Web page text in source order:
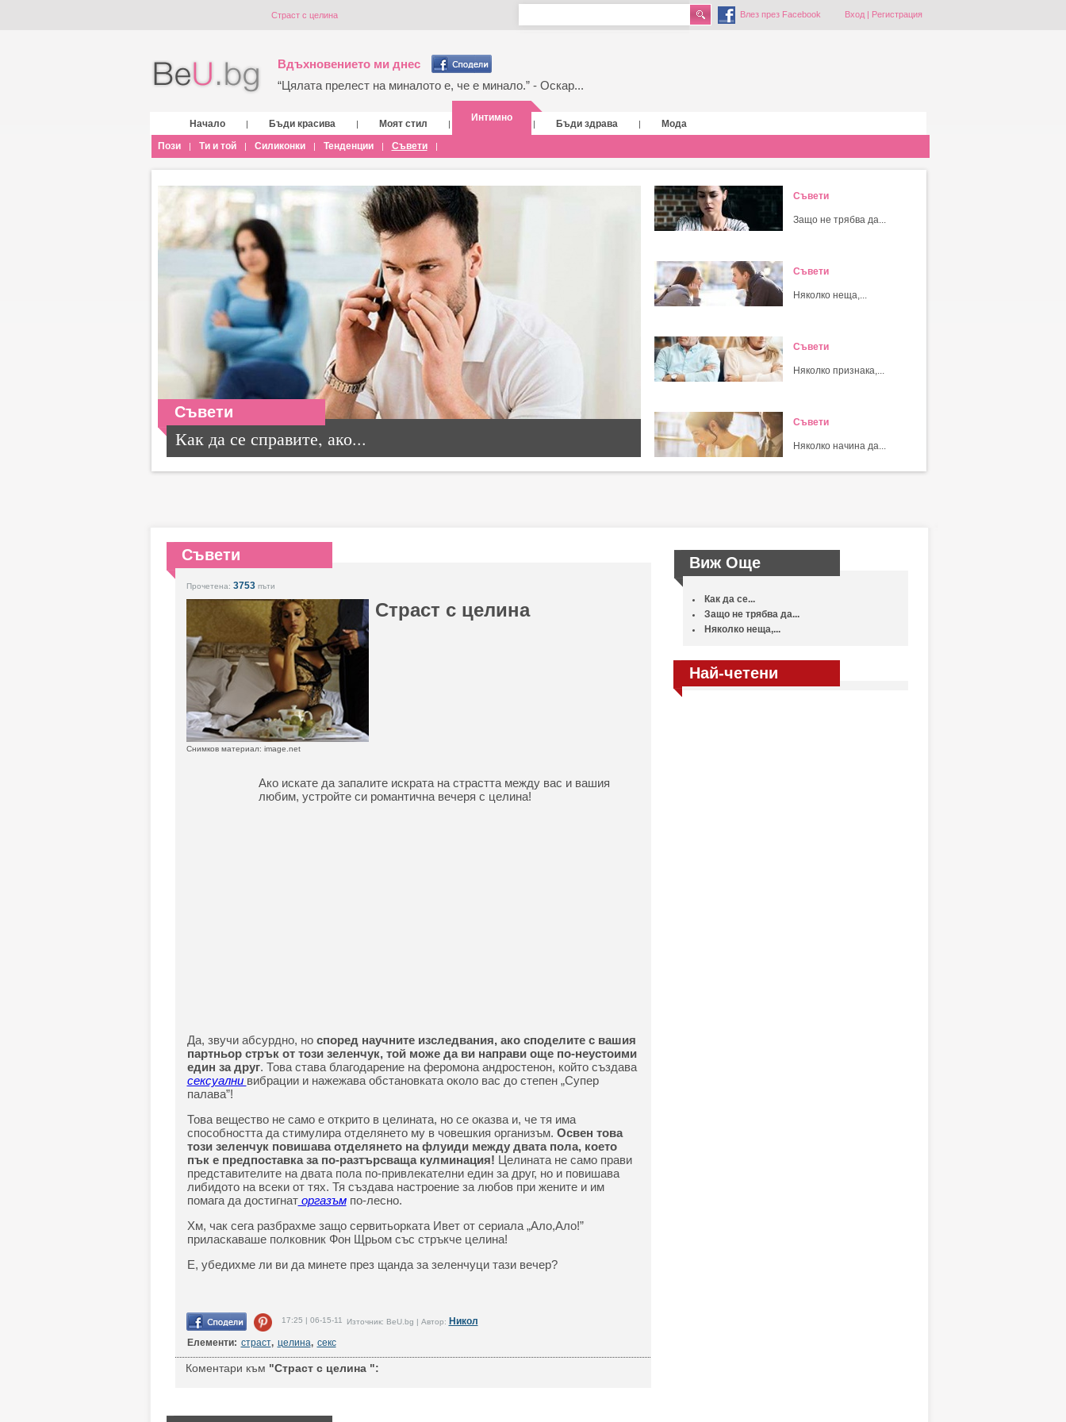
Страст с целина Влез през Facebook Вход| Регистрация
Вдъхновението ми днес
“Цялата прелест на миналото е, че е минало.” - Оскар...
Начало | Бъди красива | Моят стил |
Интимно
| Бъди здрава |
Мода
Пози
| Ти и той | Силиконки | Тенденции | Съвети |
Съвети
Как да се справите, ако...
Съвети
Защо не трябва да...
Съвети
Няколко неща,...
Съвети
Няколко признака,...
Съвети
Няколко начина да...
Съвети
Прочетена: 3753пъти
Страст с целина
Снимков материал: image.net
Ако искате да запалите искрата на страстта между вас и вашия
любим, устройте си романтична вечеря с целина!
Да, звучи абсурдно, но според научните изследвания, ако споделите с вашия
партньор стрък от този зеленчук, той може да ви направи още по-неустоими
един за друг. Това става благодарение на феромона андростенон, който създава
сексуални вибрации и нажежава обстановката около вас до степен „Супер
палава”!
Това вещество не само е открито в целината, но се оказва и, че тя има
способността да стимулира отделянето му в човешкия организъм. Освен това
този зеленчук повишава отделянето на флуиди между двата пола, което
пък е предпоставка за по-разтърсваща кулминация! Целината не само прави
представителите на двата пола по-привлекателни един за друг, но и повишава
либидото на всеки от тях. Тя създава настроение за любов при жените и им
помага да достигнаторгазъмпо-лесно.
Хм, чак сега разбрахме защо сервитьорката Ивет от сериала „Ало,Ало!”
приласкаваше полковник Фон Щрьом със стръкче целина!
Е, убедихме ли ви да минете през щанда за зеленчуци тази вечер?
17:25 | 06-15-11 Източник: BeU.bg | Автор: Никол
Елементи: страст, целина, секс
Коментари към "Страст с целина ":
Виж Още
Как да се...
Защо не трябва да...
Няколко неща,...
Най-четени